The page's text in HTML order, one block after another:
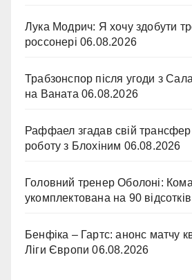
Лука Модрич: Я хочу здобути
россонері 06.08.2026
Трабзонспор після угоди з
на Ваната 06.08.2026
Раффаел згадав свій
роботу з Блохіним 06.08.2026
Головний тренер Оболоні:
укомплектована на 90 відсотків
Бенфіка – Гартс: анонс матчу
Ліги Європи 06.08.2026